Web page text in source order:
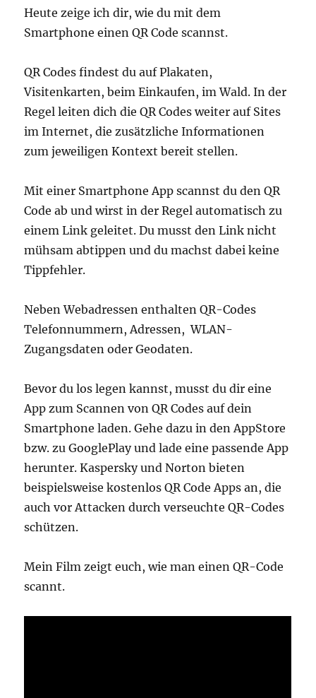
Heute zeige ich dir, wie du mit dem
Smartphone einen QR Code scannst.
QR Codes findest du auf Plakaten,
Visitenkarten, beim Einkaufen, im Wald. In der
Regel leiten dich die QR Codes weiter auf Sites
im Internet, die zusätzliche Informationen
zum jeweiligen Kontext bereit stellen.
Mit einer Smartphone App scannst du den QR
Code ab und wirst in der Regel automatisch zu
einem Link geleitet. Du musst den Link nicht
mühsam abtippen und du machst dabei keine
Tippfehler.
Neben Webadressen enthalten QR-Codes
Telefonnummern, Adressen, WLAN-
Zugangsdaten oder Geodaten.
Bevor du los legen kannst, musst du dir eine
App zum Scannen von QR Codes auf dein
Smartphone laden. Gehe dazu in den AppStore
bzw. zu GooglePlay und lade eine passende App
herunter. Kaspersky und Norton bieten
beispielsweise kostenlos QR Code Apps an, die
auch vor Attacken durch verseuchte QR-Codes
schützen.
Mein Film zeigt euch, wie man einen QR-Code
scannt.